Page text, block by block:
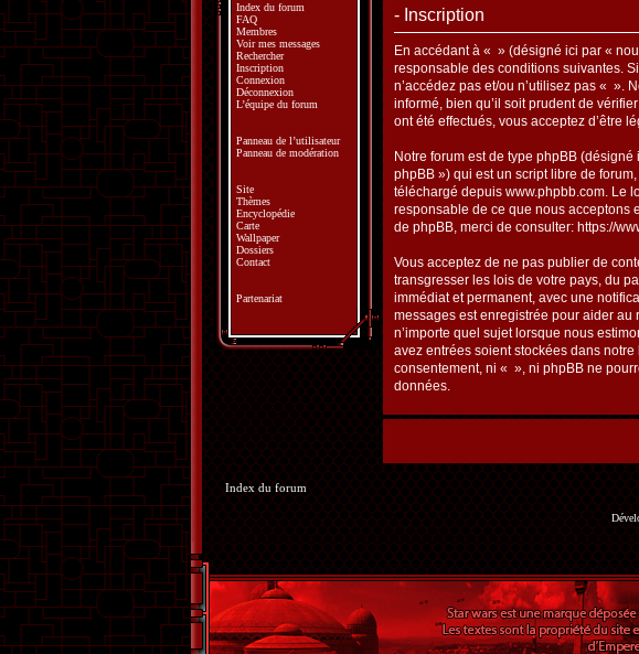
- Inscription
En accédant à « » (désigné ici par «
responsable des conditions suivantes.
n’accédez pas et/ou n’utilisez pas « ».
informé, bien qu’il soit prudent de
ont été effectués, vous acceptez d’être
Notre forum est de type phpBB
phpBB ») qui est un script libre de
téléchargé depuis www.phpbb.com . Le
responsable de ce que nous acceptons
de phpBB, merci de consulter: https://
Vous acceptez de ne pas publier de
transgresser les lois de votre pays, du
immédiat et permanent, avec une
messages est enregistrée pour aider
n’importe quel sujet lorsque nous
avez entrées soient stockées dans
consentement, ni « », ni phpBB ne
données.
Index du forum
FAQ
Membres
Voir mes messages
Rechercher
Inscription
Connexion
Déconnexion
L’équipe du forum
Panneau de l’utilisateur
Panneau de modération
Site
Thèmes
Encyclopédie
Carte
Wallpaper
Dossiers
Contact
Partenariat
Index du forum